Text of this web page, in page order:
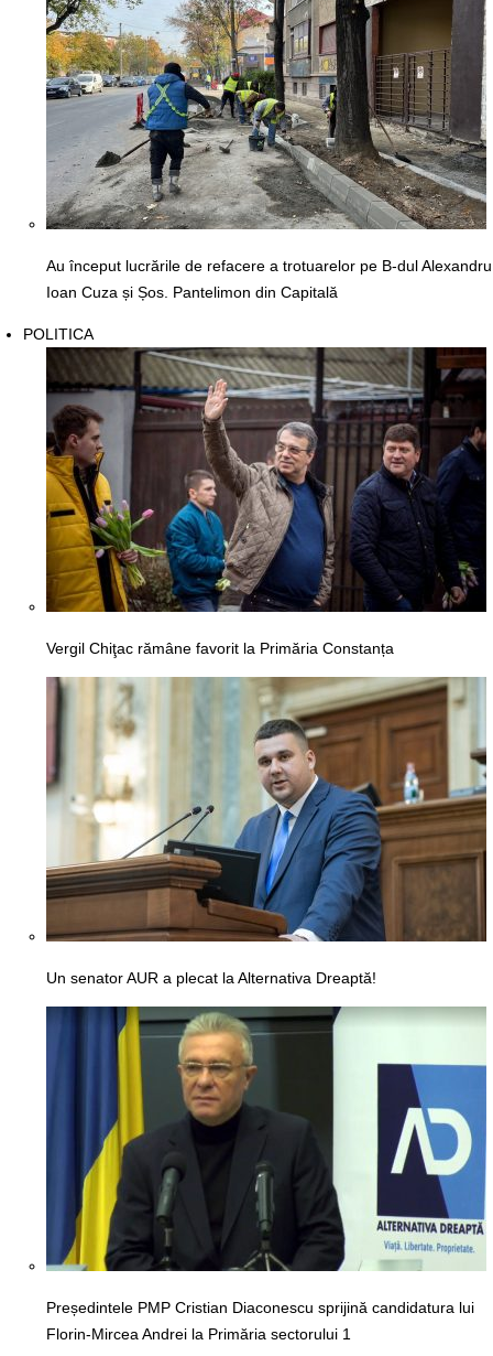
Au început lucrările de refacere a trotuarelor pe B-dul Alexandru
Ioan Cuza și Șos. Pantelimon din Capitală
POLITICA
Vergil Chiţac rămâne favorit la Primăria Constanța
Un senator AUR a plecat la Alternativa Dreaptă!
Președintele PMP Cristian Diaconescu sprijină candidatura lui
Florin-Mircea Andrei la Primăria sectorului 1